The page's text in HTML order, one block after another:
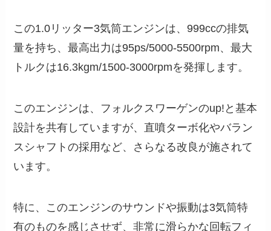
この1.0リッター3気筒エンジンは、999ccの排気
量を持ち、最高出力は95ps/5000-5500rpm、最大
トルクは16.3kgm/1500-3000rpmを発揮します。
このエンジンは、フォルクスワーゲンのup!と基本
設計を共有していますが、直噴ターボ化やバラン
スシャフトの採用など、さらなる改良が施されて
います。
特に、このエンジンのサウンドや振動は3気筒特
有のものを感じさせず、非常に滑らかな回転フィ